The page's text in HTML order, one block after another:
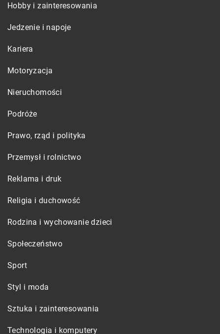
Hobby i zainteresowania
Jedzenie i napoje
Kariera
Motoryzacja
Nieruchomości
Podróże
Prawo, rząd i polityka
Przemysł i rolnictwo
Reklama i druk
Religia i duchowość
Rodzina i wychowanie dzieci
Społeczeństwo
Sport
Styl i moda
Sztuka i zainteresowania
Technologia i komputery